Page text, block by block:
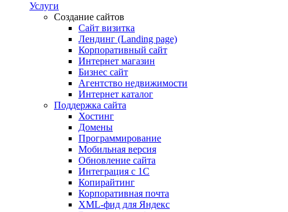
Услуги
Создание сайтов
Сайт визитка
Лендинг (Landing page)
Корпоративный сайт
Интернет магазин
Бизнес сайт
Агентство недвижимости
Интернет каталог
Поддержка сайта
Хостинг
Домены
Программирование
Мобильная версия
Обновление сайта
Интеграция с 1С
Копирайтинг
Корпоративная почта
XML-фид для Яндекс